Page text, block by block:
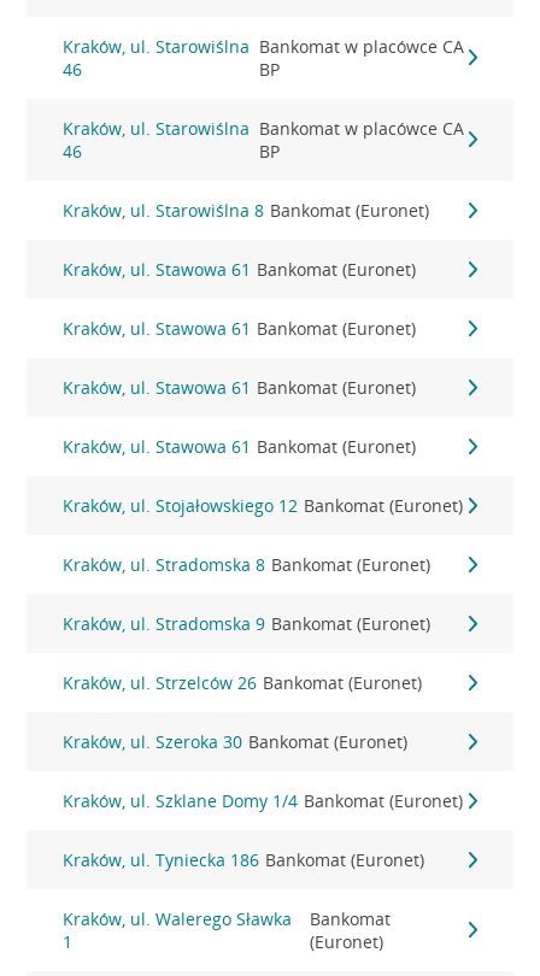
Kraków, ul. Starowiślna
46
Bankomat w placówce CA
BP
Kraków, ul. Starowiślna
46
Bankomat w placówce CA
BP
Kraków, ul. Starowiślna 8 Bankomat (Euronet)
Kraków, ul. Stawowa 61 Bankomat (Euronet)
Kraków, ul. Stawowa 61 Bankomat (Euronet)
Kraków, ul. Stawowa 61 Bankomat (Euronet)
Kraków, ul. Stawowa 61 Bankomat (Euronet)
Kraków, ul. Stojałowskiego 12 Bankomat (Euronet)
Kraków, ul. Stradomska 8 Bankomat (Euronet)
Kraków, ul. Stradomska 9 Bankomat (Euronet)
Kraków, ul. Strzelców 26 Bankomat (Euronet)
Kraków, ul. Szeroka 30 Bankomat (Euronet)
Kraków, ul. Szklane Domy 1/4 Bankomat (Euronet)
Kraków, ul. Tyniecka 186 Bankomat (Euronet)
Kraków, ul. Walerego Sławka
1
Bankomat
(Euronet)